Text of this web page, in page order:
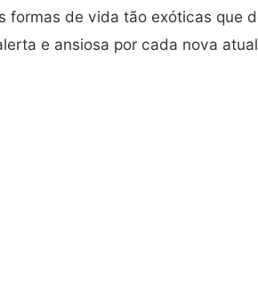
formas de vida tão exóticas que
e ansiosa por cada nova